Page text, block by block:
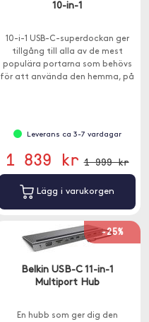
10-in-1
10-i-1 USB-C-superdockan ger
tillgång till alla av de mest
populära portarna som behövs
för att använda den hemma, på
Leverans ca 3-7 vardagar
1 839 kr 1 999 kr
Lägg i varukorgen
-25%
Belkin USB-C 11-in-1
Multiport Hub
En hubb som ger dig den